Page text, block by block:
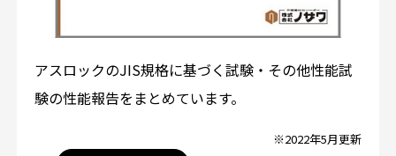
アスロックのJIS規格に基づく試験・その他性能試
験の性能報告をまとめています。
※2022年5月更新